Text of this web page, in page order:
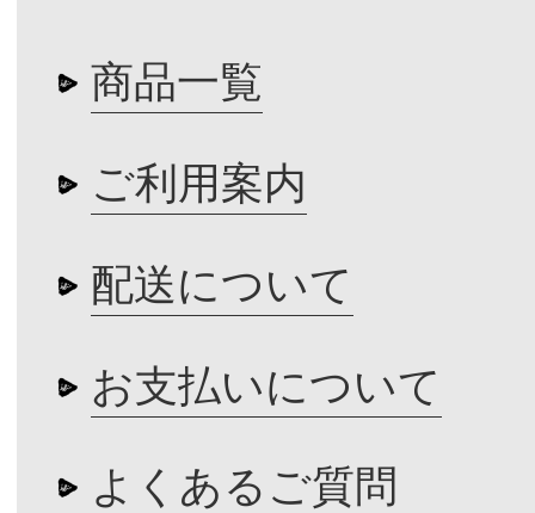
商品一覧
ご利用案内
配送について
お支払いについて
よくあるご質問